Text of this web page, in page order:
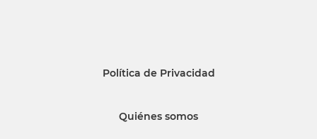
Política de Privacidad
Quiénes somos